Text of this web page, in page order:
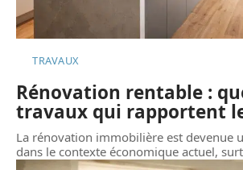
TRAVAUX
Rénovation rentable :
travaux qui rapportent
La rénovation immobilière est devenue
dans le contexte économique actuel,